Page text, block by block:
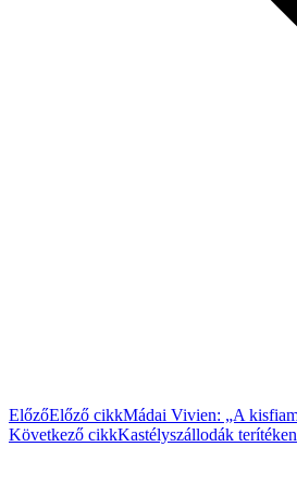
ElőzőElőző cikkMádai Vivien: „A
Következő cikkKastélyszállodák terítéken